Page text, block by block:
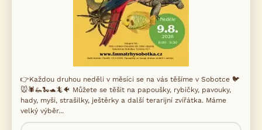
👉Každou druhou neděli v měsíci se na vás těšíme v Sobotce 🐦
🐭🕷️🦗🐍🐢🦎🐠 Můžete se těšit na papoušky, rybičky, pavouky,
hady, myši, strašilky, ještěrky a další terarijní zvířátka. Máme
velký výběr...